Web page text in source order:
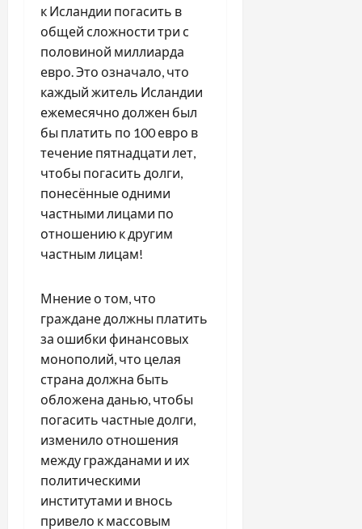
к Исландии погасить в
общей сложности три с
половиной миллиарда
евро. Это означало, что
каждый житель Исландии
ежемесячно должен был
бы платить по 100 евро в
течение пятнадцати лет,
чтобы погасить долги,
понесённые одними
частными лицами по
отношению к другим
частным лицам!
Мнение о том, что
граждане должны платить
за ошибки финансовых
монополий, что целая
страна должна быть
обложена данью, чтобы
погасить частные долги,
изменило отношения
между гражданами и их
политическими
институтами и внось
привело к массовым